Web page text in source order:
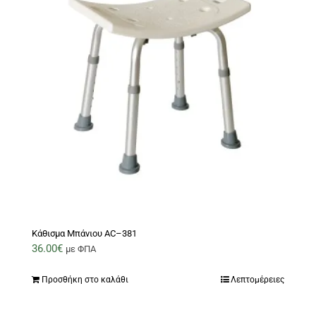
Κάθισμα Μπάνιου AC–381
36.00€ με ΦΠΑ
Προσθήκη στο καλάθι Λεπτομέρειες